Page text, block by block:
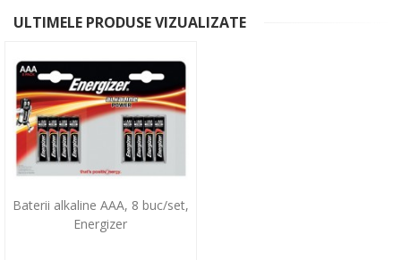
ULTIMELE PRODUSE VIZUALIZATE
Baterii alkaline AAA, 8 buc/set,
Energizer